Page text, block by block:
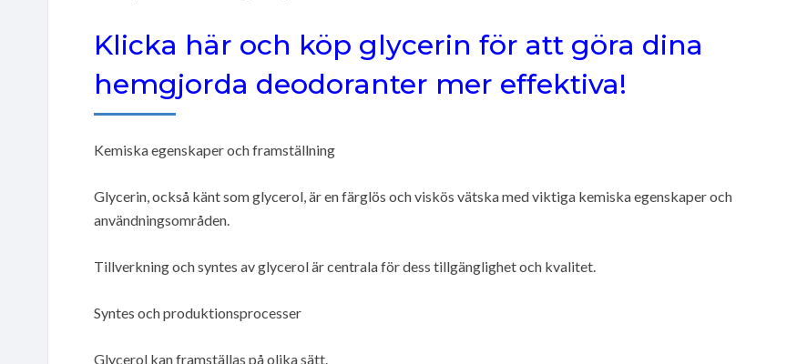
Klicka här och köp glycerin för att göra dina
hemgjorda deodoranter mer effektiva!
Kemiska egenskaper och framställning
Glycerin, också känt som glycerol, är en färglös och viskös vätska med viktiga kemiska egenskaper och
användningsområden.
Tillverkning och syntes av glycerol är centrala för dess tillgänglighet och kvalitet.
Syntes och produktionsprocesser
Glycerol kan framställas på olika sätt.